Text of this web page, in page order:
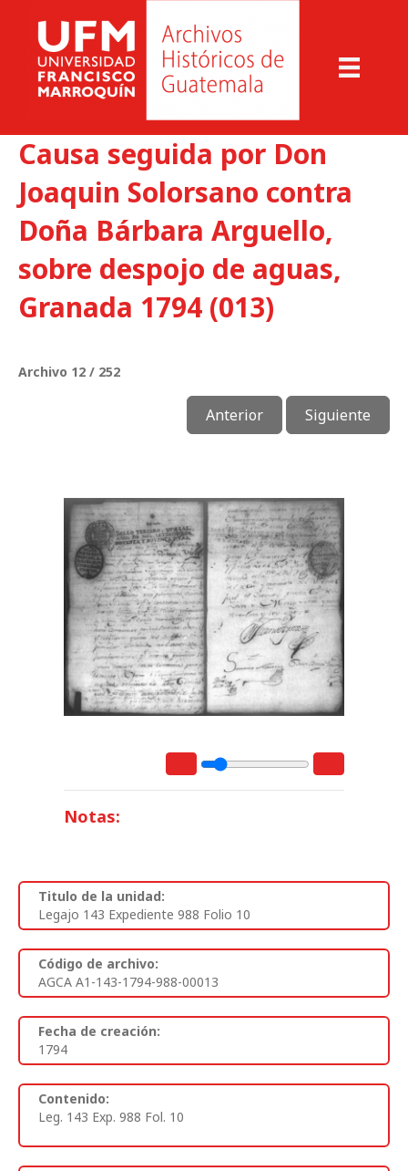
Causa seguida por Don
Joaquin Solorsano contra
Doña Bárbara Arguello,
sobre despojo de aguas,
Granada 1794 (013)
Archivo 12 / 252
Anterior Siguiente
Notas:
Titulo de la unidad:
Legajo 143 Expediente 988 Folio 10
Código de archivo:
AGCA A1-143-1794-988-00013
Fecha de creación:
1794
Contenido:
Leg. 143 Exp. 988 Fol. 10